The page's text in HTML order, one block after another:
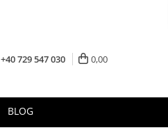
+40 729 547 030 0,00
BLOG